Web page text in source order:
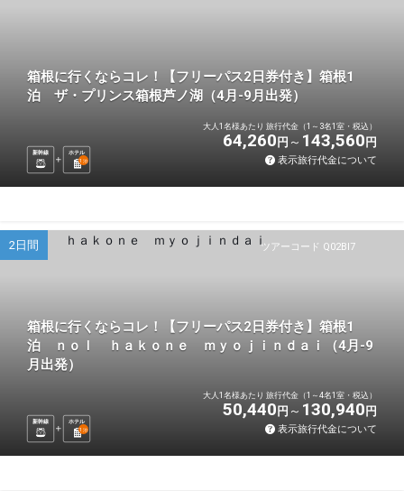
箱根に行くならコレ！【フリーパス2日券付き】箱根1
泊 ザ・プリンス箱根芦ノ湖（4月-9月出発）
新幹線
ホテル
1 泊
大人1名様あたり 旅行代金（1～3名1室・税込）
64,260 円 143,560 円
表示旅行代金について
ツアーコード Q02BI7
2日間
箱根に行くならコレ！【フリーパス2日券付き】箱根1
泊 ｎｏｌ ｈａｋｏｎｅ ｍｙｏｊｉｎｄａｉ（4月-9
月出発）
新幹線
ホテル
1 泊
大人1名様あたり 旅行代金（1～4名1室・税込）
50,440 円 130,940 円
表示旅行代金について